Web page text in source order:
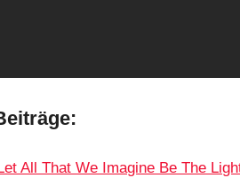
All That We Imagine Be The